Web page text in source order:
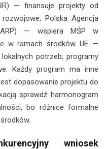
— finansuje projekty od
Polska Agencja
— wspiera MŚP w
w ramach środków UE —
potrzeb; programy
Każdy program ma inne
dopasowanie projektu do
sprawdź harmonogram
bo różnice formalne
wniosek